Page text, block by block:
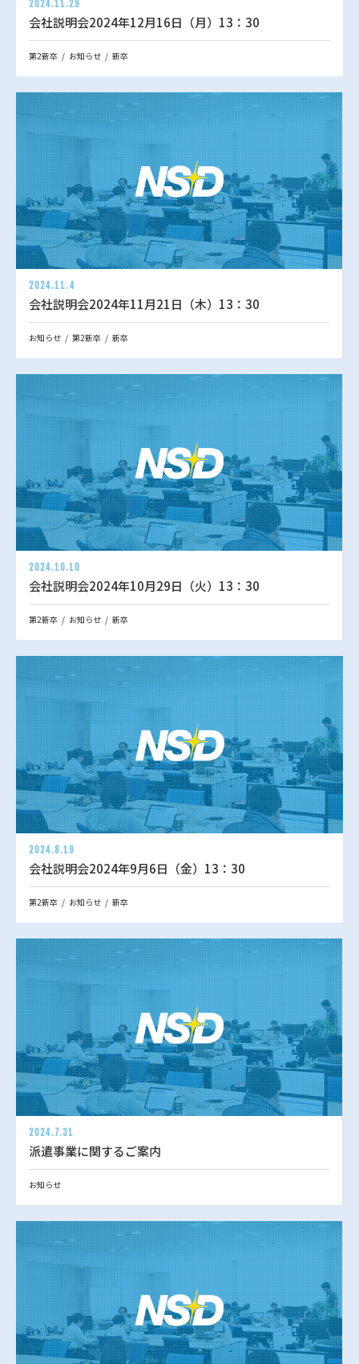
2024.11.29
会社説明会2024年12月16日（月）13：30
第2新卒 お知らせ 新卒
2024.11.4
会社説明会2024年11月21日（木）13：30
お知らせ 第2新卒 新卒
2024.10.10
会社説明会2024年10月29日（火）13：30
第2新卒 お知らせ 新卒
2024.8.19
会社説明会2024年9月6日（金）13：30
第2新卒 お知らせ 新卒
2024.7.31
派遣事業に関するご案内
お知らせ